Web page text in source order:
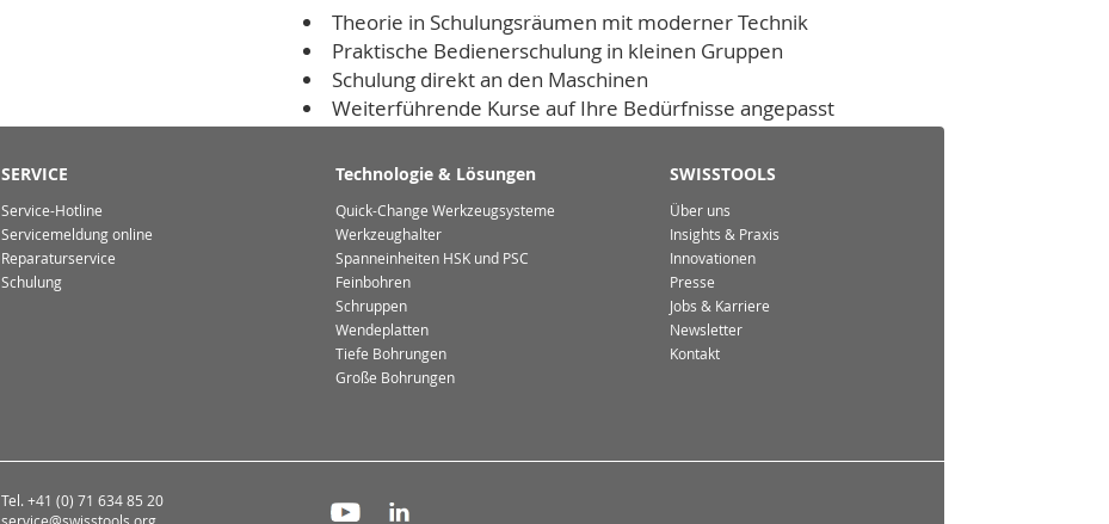
Theorie in Schulungsräumen mit moderner Technik
Praktische Bedienerschulung in kleinen Gruppen
Schulung direkt an den Maschinen
Weiterführende Kurse auf Ihre Bedürfnisse angepasst
SERVICE
Service-Hotline
Servicemeldung online
Reparaturservice
Schulung
Technologie & Lösungen
Quick-Change Werkzeugsysteme
Werkzeughalter
Spanneinheiten HSK und PSC
Feinbohren
Schruppen
Wendeplatten
Tiefe Bohrungen
Große Bohrungen
SWISSTOOLS
Über uns
Insights & Praxis
Innovationen
Presse
Jobs & Karriere
Newsletter
Kontakt
Tel. +41 (0) 71 634 85 20